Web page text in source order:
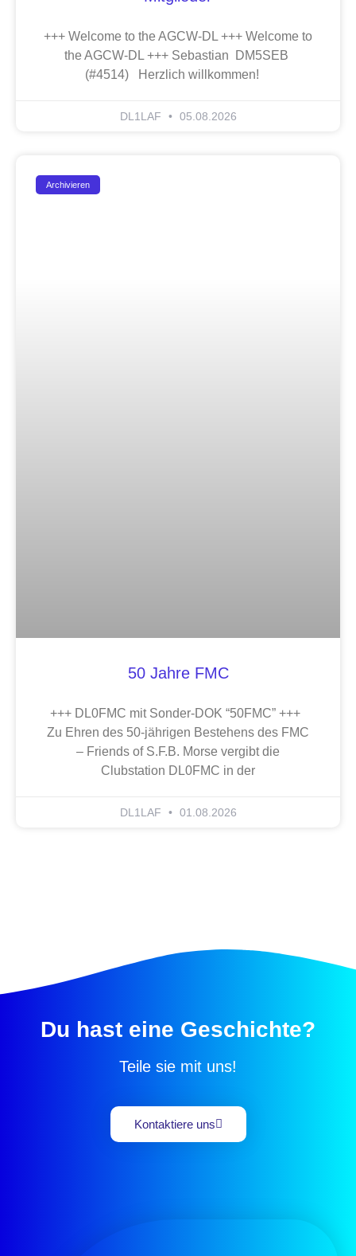
+++ Welcome to the AGCW-DL +++ Welcome to
the AGCW-DL +++ Sebastian DM5SEB
(#4514) Herzlich willkommen!
DL1LAF 05.08.2026
Archivieren
50 Jahre FMC
+++ DL0FMC mit Sonder-DOK “50FMC” +++
Zu Ehren des 50-jährigen Bestehens des FMC
– Friends of S.F.B. Morse vergibt die
Clubstation DL0FMC in der
DL1LAF 01.08.2026
Du hast eine Geschichte?
Teile sie mit uns!
Kontaktiere uns